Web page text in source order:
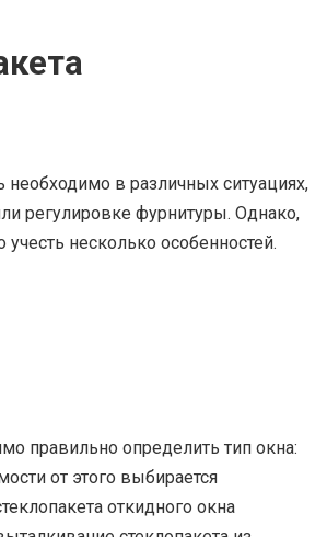
в различных ситуациях,
регулировке фурнитуры. Однако,
несколько особенностей.
правильно определить тип окна:
от этого выбирается
откидного окна